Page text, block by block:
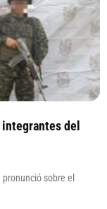
del
sobre el